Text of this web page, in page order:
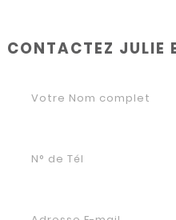
CONTACTEZ JULIE